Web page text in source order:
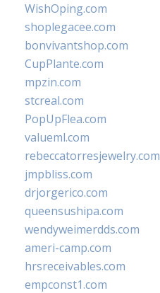
WishOping.com
shoplegacee.com
bonvivantshop.com
CupPlante.com
mpzin.com
stcreal.com
PopUpFlea.com
valueml.com
rebeccatorresjewelry.com
jmpbliss.com
drjorgerico.com
queensushipa.com
wendyweimerdds.com
ameri-camp.com
hrsreceivables.com
empconst1.com